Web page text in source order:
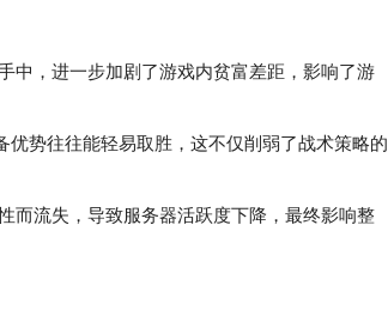
中，进一步加剧了游戏内贫富差距，影响了游
势往往能轻易取胜，这不仅削弱了战术策略的
流失，导致服务器活跃度下降，最终影响整